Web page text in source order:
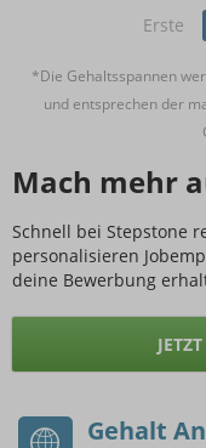
Erste
*Die Gehaltsspannen
und entsprechen der
Mach mehr
Schnell bei Stepstone
personalisieren
deine Bewerbung
Gehalt